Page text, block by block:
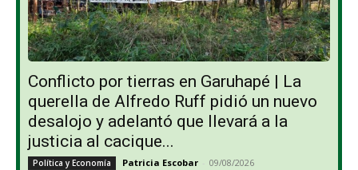
Conflicto por tierras en Garuhapé | La
querella de Alfredo Ruff pidió un nuevo
desalojo y adelantó que llevará a la
justicia al cacique...
Política y Economía Patricia Escobar - 09/08/2026